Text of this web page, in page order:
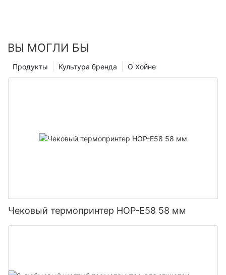
ВЫ МОГЛИ БЫ
О Хойне
Культура бренда
Продукты
Чековый термопринтер HOP-E58 58 мм